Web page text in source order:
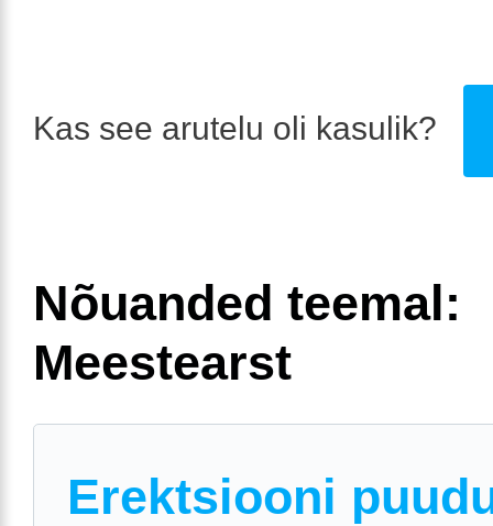
Kas see arutelu oli kasulik?
Nõuanded teemal:
Meestearst
Erektsiooni